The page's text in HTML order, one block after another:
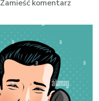
Zamieść komentarz